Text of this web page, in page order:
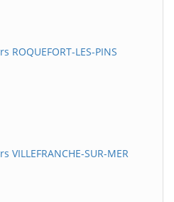
LES-PINS
SUR-MER